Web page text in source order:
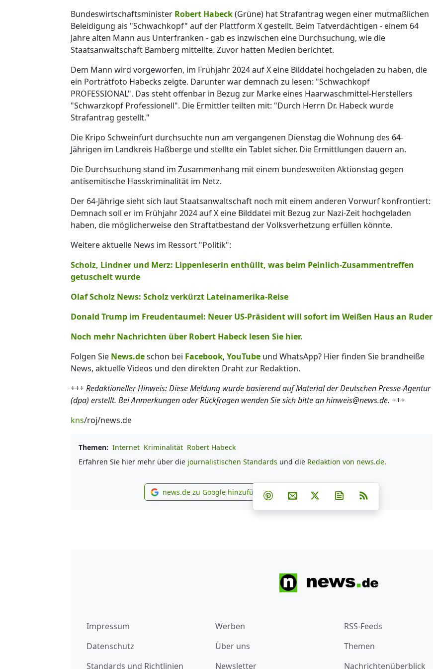
Bundeswirtschaftsminister Robert Habeck(Grüne) hat Strafantrag wegen einer mutmaßlichen
Beleidigung als "Schwachkopf" auf der Plattform X gestellt. Beim Tatverdächtigen - einem 64
Jahre alten Mann aus Unterfranken - gab es inzwischen eine Durchsuchung, wie die
Staatsanwaltschaft Bamberg mitteilte. Zuvor hatten Medien berichtet.
Dem Mann wird vorgeworfen, im Frühjahr 2024 auf X eine Bilddatei hochgeladen zu haben, die
ein Porträtfoto Habecks zeigte. Darunter war demnach zu lesen: "Schwachkopf
PROFESSIONAL". Das steht offenbar in Bezug zur Marke eines Haarwaschmittel-Herstellers
"Schwarzkopf Professionell". Die Ermittler teilten mit: "Durch Herrn Dr. Habeck wurde
Strafantrag gestellt."
Die Kripo Schweinfurt durchsuchte nun am vergangenen Dienstag die Wohnung des 64-
Jährigen im Landkreis Haßberge und stellte ein Tablet sicher. Die Ermittlungen dauern an.
Die Durchsuchung stand im Zusammenhang mit einem bundesweiten Aktionstag gegen
antisemitische Hasskriminalität im Netz.
Der 64-Jährige sieht sich laut Staatsanwaltschaft noch mit einem anderen Vorwurf konfrontiert:
Demnach soll er im Frühjahr 2024 auf X eine Bilddatei mit Bezug zur Nazi-Zeit hochgeladen
haben, die möglicherweise den Straftatbestand der Volksverhetzung erfüllen könnte.
Weitere aktuelle News im Ressort "Politik":
Scholz, Lindner und Merz: Lippenleserin enthüllt, was beim Peinlich-Zusammentreffen
getuschelt wurde
Olaf Scholz News: Scholz verkürzt Lateinamerika-Reise
Donald Trump im Freudentaumel: Neuer US-Präsident will sofort im Weißen Haus an Ruder
Noch mehr Nachrichten über Robert Habeck lesen Sie hier.
Folgen Sie News.deschon bei Facebook, YouTube und WhatsApp? Hier finden Sie brandheiße
News, aktuelle Videos und den direkten Draht zur Redaktion.
+++Redaktioneller Hinweis: Diese Meldung wurde basierend auf Material der Deutschen Presse-Agentur
(dpa) erstellt. Bei Anmerkungen oder Rückfragen wenden Sie sich bitte an hinweis@news.de. +++
kns/roj/news.de
Themen: Internet Kriminalität Robert Habeck
Erfahren Sie hier mehr über die journalistischen Standards und die Redaktion von news.de.
news.de zu Google hinzufügen
news.de zu Google hinzufügen Teilen auf Facebook
Teilen auf Whatsapp
Teilen auf Telegram
Teilen auf Pinterest
Per E-Mail teilen
Post auf XNewsletter abonnieren
Impressum
Datenschutz
Standards und Richtlinien
Werben
Über uns
Newsletter
RSS-Feeds
Themen
Nachrichtenüberblick